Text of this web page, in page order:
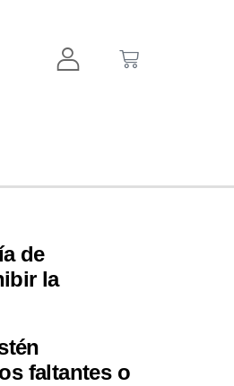
de
la
faltantes o